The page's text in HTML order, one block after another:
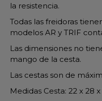
la resistencia.
Todas las freidoras
modelos AR y TRIF
Las dimensiones no
mango de la cesta.
Las cestas son de
Medidas Cesta: 22 x 28 x